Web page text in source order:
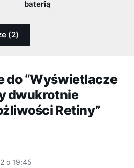
baterią
(2)
do “Wyświetlacze
dwukrotnie
Retiny”
o 19:45